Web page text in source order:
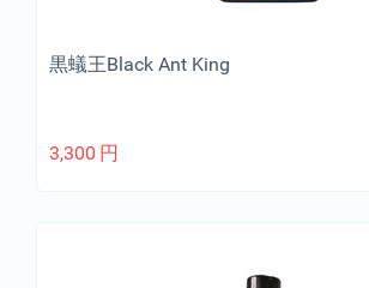
黒蟻王Black Ant King
3,300 円